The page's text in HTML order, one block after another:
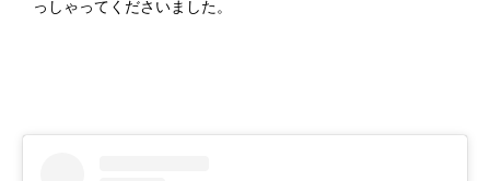
っしゃってくださいました。